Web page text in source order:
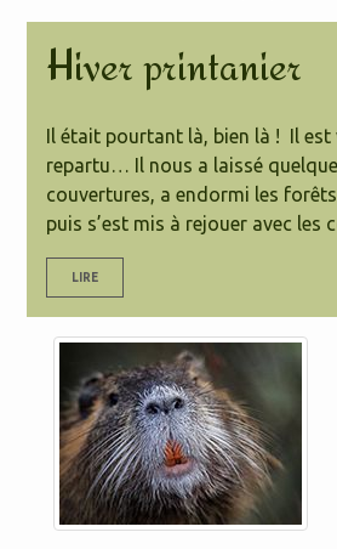
Hiver printanier
Il était pourtant là, bien là ! Il est
repartu… Il nous a laissé
couvertures, a endormi les
puis s’est mis à rejouer avec les
LIRE